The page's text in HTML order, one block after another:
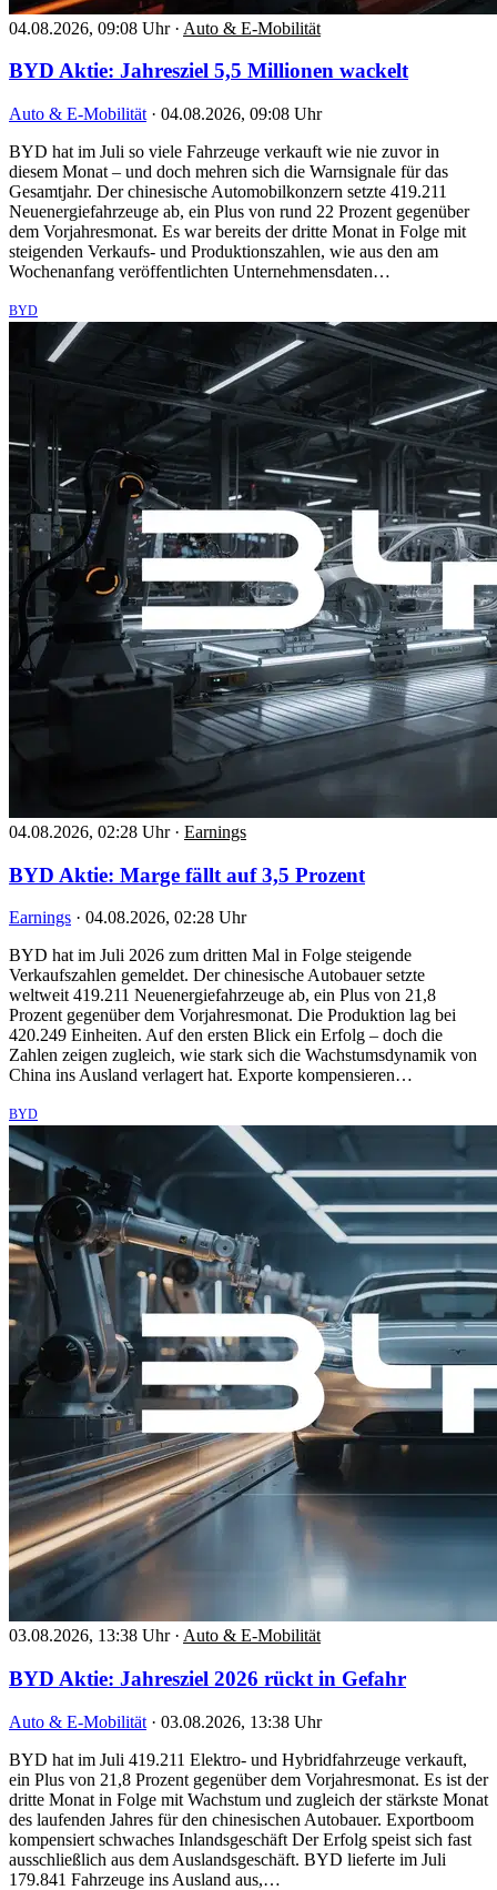
04.08.2026, 09:08 Uhr · Auto & E-Mobilität
BYD Aktie: Jahresziel 5,5 Millionen wackelt
Auto & E-Mobilität · 04.08.2026, 09:08 Uhr
BYD hat im Juli so viele Fahrzeuge verkauft wie nie zuvor in
diesem Monat – und doch mehren sich die Warnsignale für das
Gesamtjahr. Der chinesische Automobilkonzern setzte 419.211
Neuenergiefahrzeuge ab, ein Plus von rund 22 Prozent gegenüber
dem Vorjahresmonat. Es war bereits der dritte Monat in Folge mit
steigenden Verkaufs- und Produktionszahlen, wie aus den am
Wochenanfang veröffentlichten Unternehmensdaten…
BYD
04.08.2026, 02:28 Uhr · Earnings
BYD Aktie: Marge fällt auf 3,5 Prozent
Earnings · 04.08.2026, 02:28 Uhr
BYD hat im Juli 2026 zum dritten Mal in Folge steigende
Verkaufszahlen gemeldet. Der chinesische Autobauer setzte
weltweit 419.211 Neuenergiefahrzeuge ab, ein Plus von 21,8
Prozent gegenüber dem Vorjahresmonat. Die Produktion lag bei
420.249 Einheiten. Auf den ersten Blick ein Erfolg – doch die
Zahlen zeigen zugleich, wie stark sich die Wachstumsdynamik von
China ins Ausland verlagert hat. Exporte kompensieren…
BYD
03.08.2026, 13:38 Uhr · Auto & E-Mobilität
BYD Aktie: Jahresziel 2026 rückt in Gefahr
Auto & E-Mobilität · 03.08.2026, 13:38 Uhr
BYD hat im Juli 419.211 Elektro- und Hybridfahrzeuge verkauft,
ein Plus von 21,8 Prozent gegenüber dem Vorjahresmonat. Es ist der
dritte Monat in Folge mit Wachstum und zugleich der stärkste Monat
des laufenden Jahres für den chinesischen Autobauer. Exportboom
kompensiert schwaches Inlandsgeschäft Der Erfolg speist sich fast
ausschließlich aus dem Auslandsgeschäft. BYD lieferte im Juli
179.841 Fahrzeuge ins Ausland aus,…